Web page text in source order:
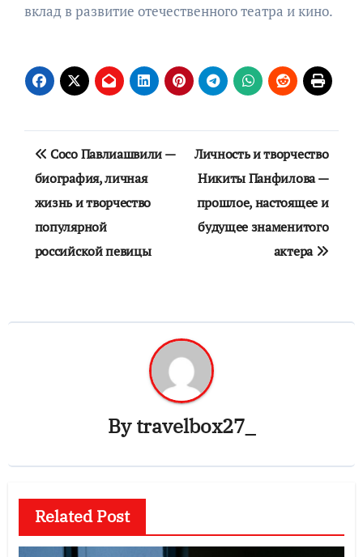
вклад в развитие отечественного театра и кино.
Навигация
по
записям
Сосо Павлиашвили —
биография, личная
жизнь и творчество
популярной
российской певицы
Личность и творчество
Никиты Панфилова —
прошлое, настоящее и
будущее знаменитого
актера
Bytravelbox27_
Related Post